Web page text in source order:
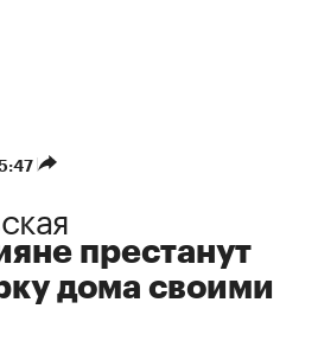
престанут
дома своими